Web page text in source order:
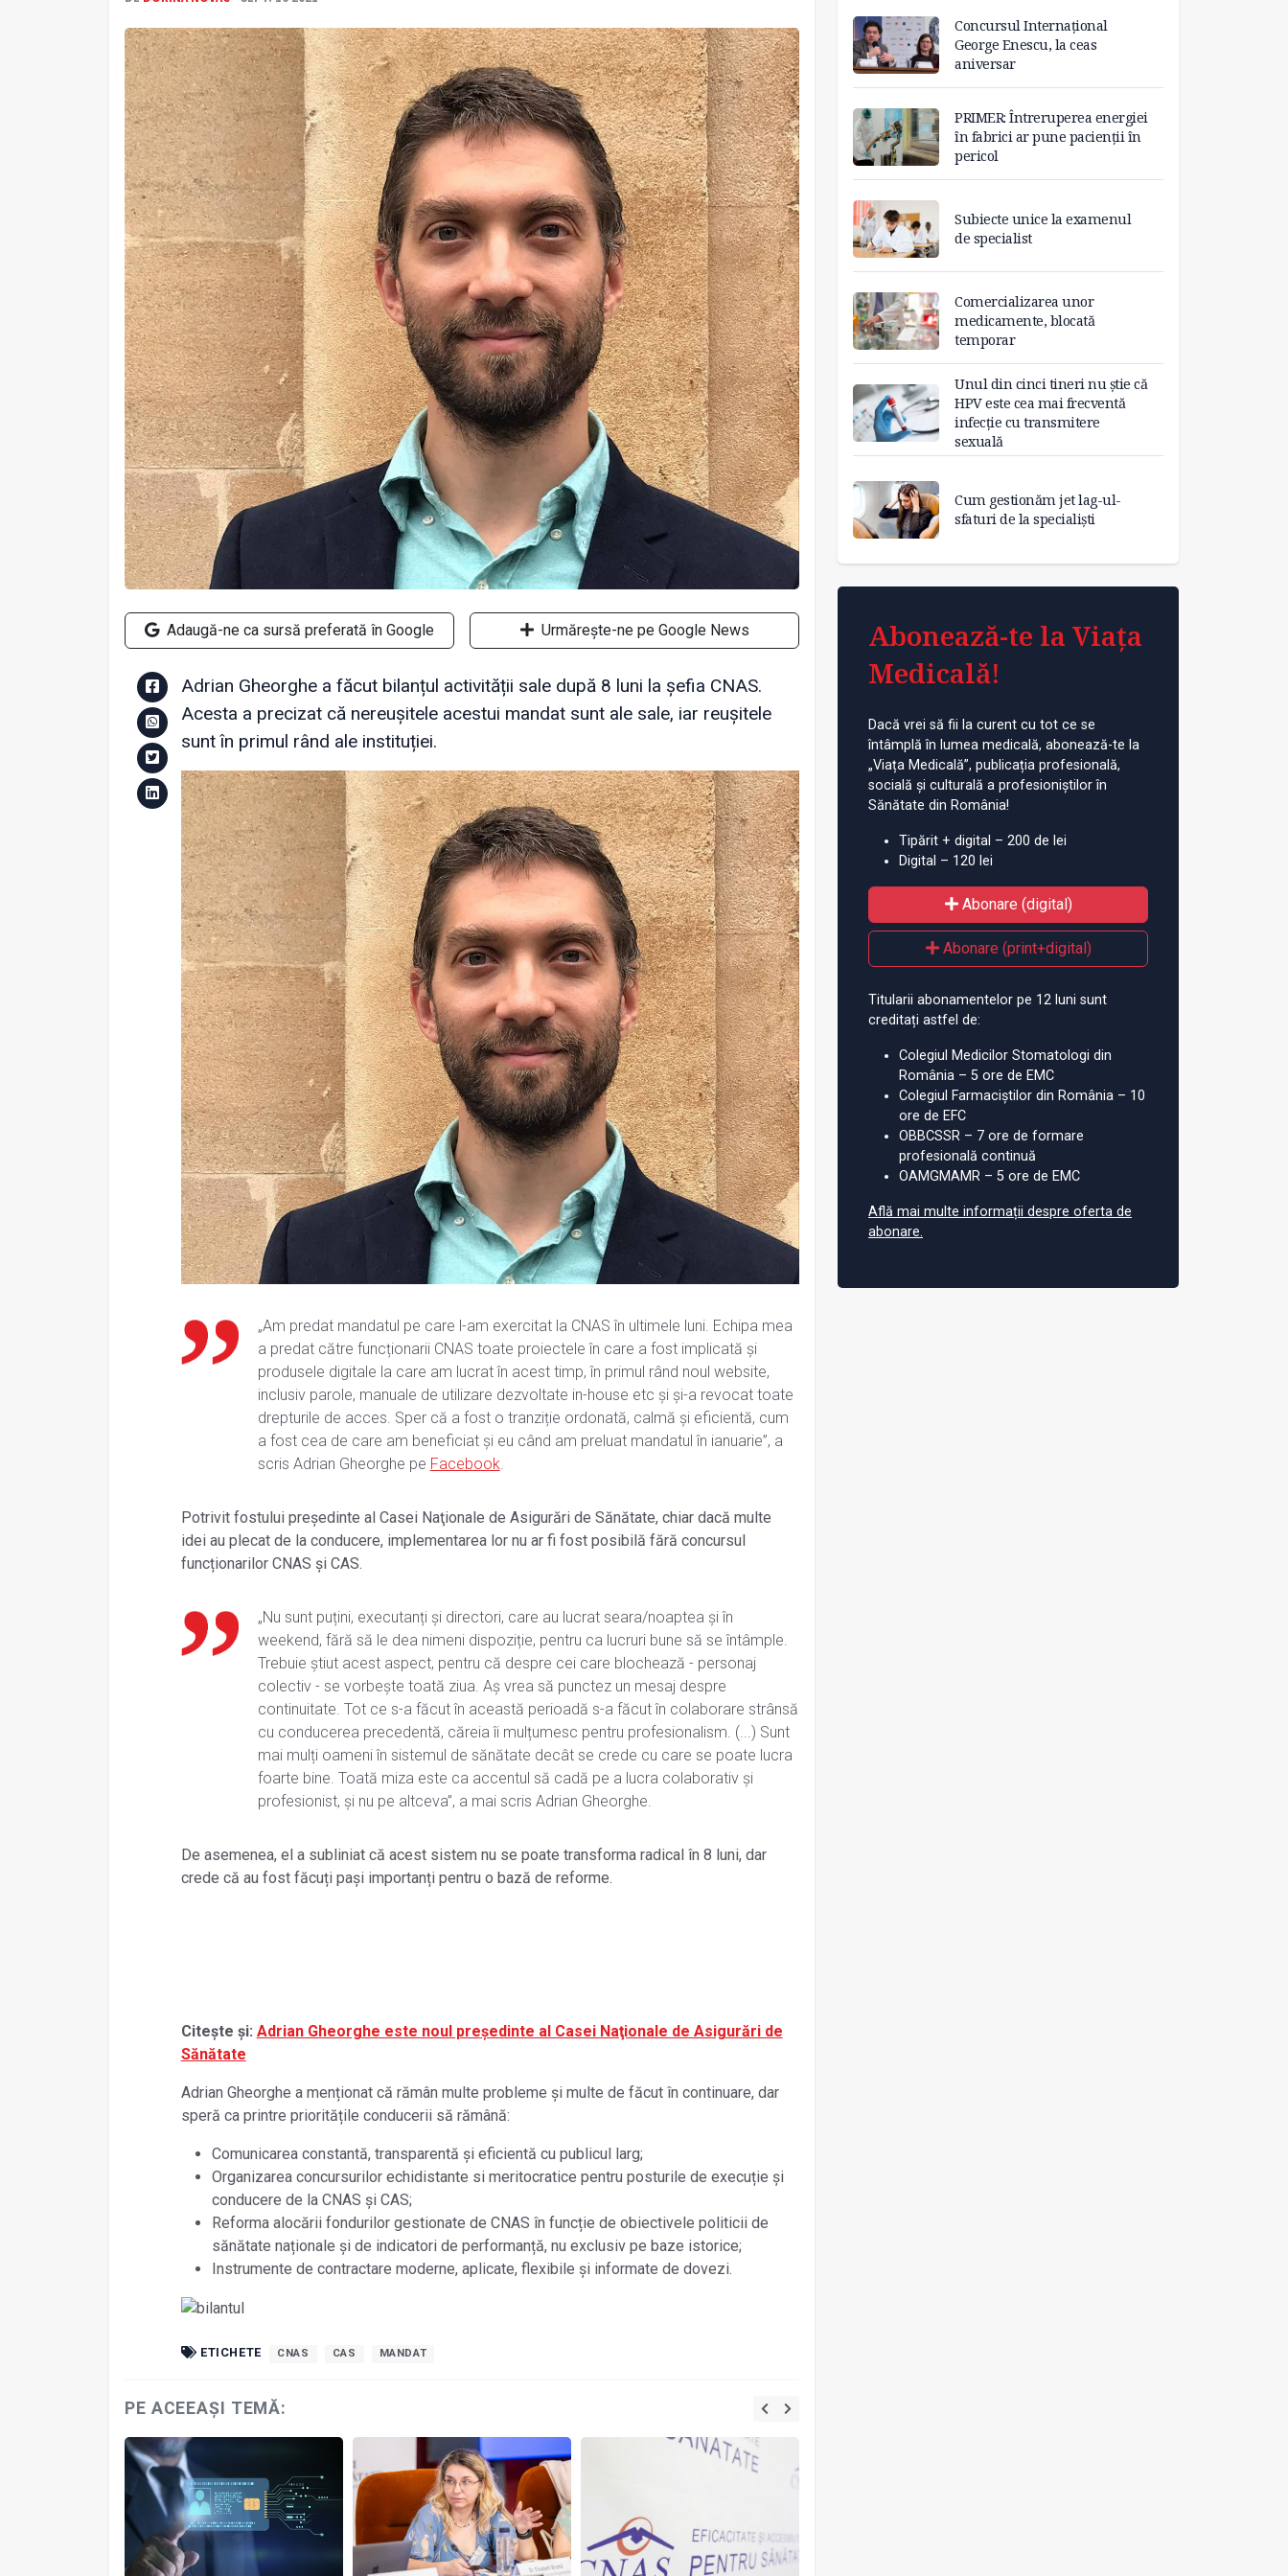
Adaugă-ne ca sursă preferată în Google Urmărește-ne pe Google News
Adrian Gheorghe a făcut bilanțul activității sale după 8 luni la șefia CNAS.
Acesta a precizat că nereușitele acestui mandat sunt ale sale, iar reușitele
sunt în primul rând ale instituției.
„Am predat mandatul pe care l-am exercitat la CNAS în ultimele luni. Echipa mea
a predat către funcționarii CNAS toate proiectele în care a fost implicată și
produsele digitale la care am lucrat în acest timp, în primul rând noul website,
inclusiv parole, manuale de utilizare dezvoltate in-house etc și și-a revocat toate
drepturile de acces. Sper că a fost o tranziție ordonată, calmă și eficientă, cum
a fost cea de care am beneficiat și eu când am preluat mandatul în ianuarie”, a
scris Adrian Gheorghe pe Facebook.
Potrivit fostului preşedinte al Casei Naţionale de Asigurări de Sănătate, chiar dacă multe
idei au plecat de la conducere, implementarea lor nu ar fi fost posibilă fără concursul
funcționarilor CNAS și CAS.
„Nu sunt puțini, executanți și directori, care au lucrat seara/noaptea și în
weekend, fără să le dea nimeni dispoziție, pentru ca lucruri bune să se întâmple.
Trebuie știut acest aspect, pentru că despre cei care blochează - personaj
colectiv - se vorbește toată ziua. Aș vrea să punctez un mesaj despre
continuitate. Tot ce s-a făcut în această perioadă s-a făcut în colaborare strânsă
cu conducerea precedentă, căreia îi mulțumesc pentru profesionalism. (...) Sunt
mai mulți oameni în sistemul de sănătate decât se crede cu care se poate lucra
foarte bine. Toată miza este ca accentul să cadă pe a lucra colaborativ și
profesionist, și nu pe altceva”, a mai scris Adrian Gheorghe.
De asemenea, el a subliniat că acest sistem nu se poate transforma radical în 8 luni, dar
crede că au fost făcuți pași importanți pentru o bază de reforme.
Citește și: Adrian Gheorghe este noul preşedinte al Casei Naţionale de Asigurări de
Sănătate
Adrian Gheorghe a menționat că rămân multe probleme și multe de făcut în continuare, dar
speră ca printre prioritățile conducerii să rămână:
Comunicarea constantă, transparentă și eficientă cu publicul larg;
Organizarea concursurilor echidistante si meritocratice pentru posturile de execuție și
conducere de la CNAS și CAS;
Reforma alocării fondurilor gestionate de CNAS în funcție de obiectivele politicii de
sănătate naționale și de indicatori de performanță, nu exclusiv pe baze istorice;
Instrumente de contractare moderne, aplicate, flexibile și informate de dovezi.
ETICHETE CNAS CAS MANDAT
PE ACEEAȘI TEMĂ:
Concursul Internațional
George Enescu, la ceas
aniversar
PRIMER: Întreruperea energiei
în fabrici ar pune pacienții în
pericol
Subiecte unice la examenul
de specialist
Comercializarea unor
medicamente, blocată
temporar
Unul din cinci tineri nu știe că
HPV este cea mai frecventă
infecție cu transmitere
sexuală
Cum gestionăm jet lag-ul-
sfaturi de la specialiști
Abonează-te la Viața
Medicală!
Dacă vrei să fii la curent cu tot ce se
întâmplă în lumea medicală, abonează-te la
„Viața Medicală”, publicația profesională,
socială și culturală a profesioniștilor în
Sănătate din România!
Tipărit + digital – 200 de lei
Digital – 120 lei
Abonare (digital)
Abonare (print+digital)
Titularii abonamentelor pe 12 luni sunt
creditați astfel de:
Colegiul Medicilor Stomatologi din
România – 5 ore de EMC
Colegiul Farmaciștilor din România – 10
ore de EFC
OBBCSSR – 7 ore de formare
profesională continuă
OAMGMAMR – 5 ore de EMC
Află mai multe informații despre oferta de
abonare.